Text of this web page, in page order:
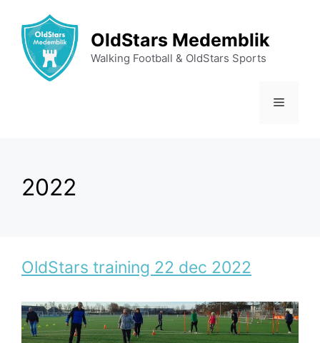
naar
inhoud
OldStars Medemblik
Walking Football & OldStars Sports
Menu
2022
OldStars training 22 dec 2022